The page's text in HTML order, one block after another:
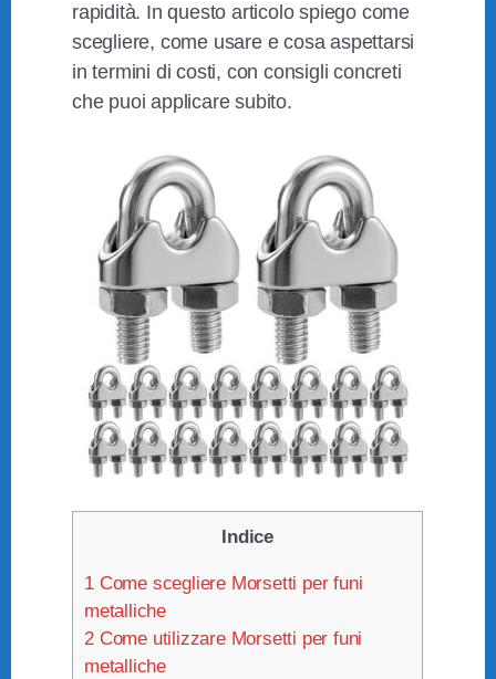
rapidità. In questo articolo spiego come
scegliere, come usare e cosa aspettarsi
in termini di costi, con consigli concreti
che puoi applicare subito.
Indice
1Come scegliere Morsetti per funi
metalliche
2Come utilizzare Morsetti per funi
metalliche